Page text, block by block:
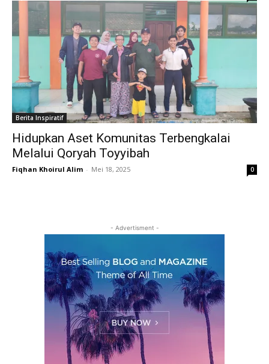
Berita Inspiratif
Hidupkan Aset Komunitas Terbengkalai
Melalui Qoryah Toyyibah
Fiqhan Khoirul Alim - Mei 18, 2025 0
- Advertisment -